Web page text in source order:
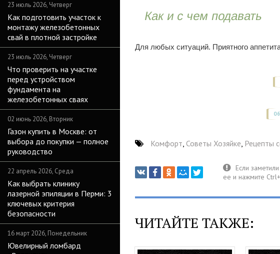
23 июль 2026, Четверг
Как подготовить участок к
монтажу железобетонных
свай в плотной застройке
23 июль 2026, Четверг
Что проверить на участке
перед устройством
фундамента на
железобетонных сваях
02 июнь 2026, Вторник
Газон купить в Москве: от
выбора до покупки — полное
руководство
22 апрель 2026, Среда
Как выбрать клинику
лазерной эпиляции в Перми: 3
ключевых критерия
безопасности
16 март 2026, Понедельник
Ювелирный ломбард
Как и с чем подавать
Для любых ситуаций. Приятного
Комфорт, Советы Хозяйке, Рецепты
ЧИТАЙТЕ ТАКЖЕ: